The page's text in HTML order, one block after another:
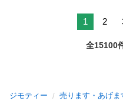
1 2
全15100
ジモティー 売ります・あげま